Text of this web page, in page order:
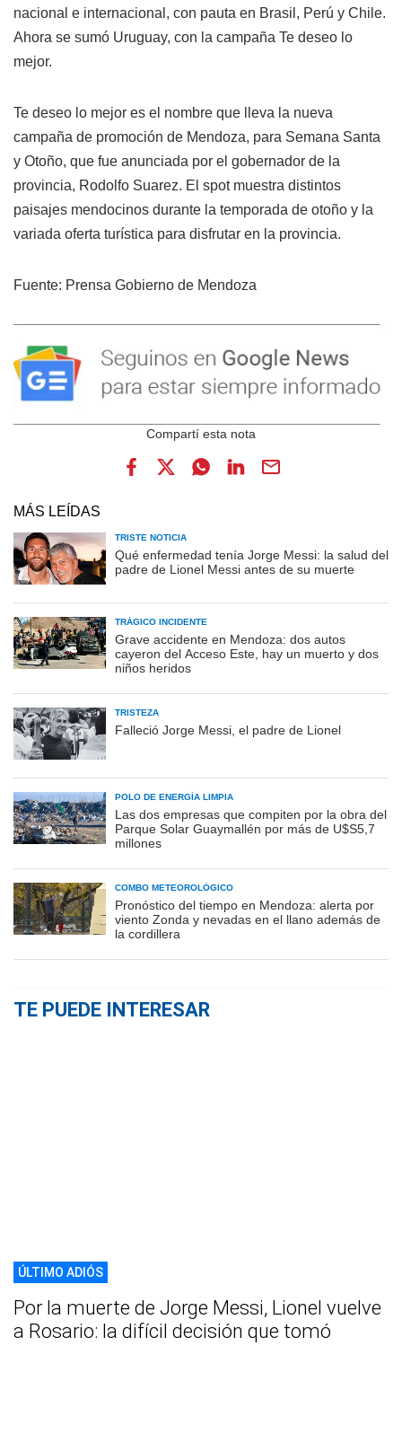
nacional e internacional, con pauta en Brasil, Perú y Chile.
Ahora se sumó Uruguay, con la campaña Te deseo lo
mejor.
Te deseo lo mejor es el nombre que lleva la nueva
campaña de promoción de Mendoza, para Semana Santa
y Otoño, que fue anunciada por el gobernador de la
provincia, Rodolfo Suarez. El spot muestra distintos
paisajes mendocinos durante la temporada de otoño y la
variada oferta turística para disfrutar en la provincia.
Fuente: Prensa Gobierno de Mendoza
MÁS LEÍDAS
TRISTE NOTICIA
Qué enfermedad tenía Jorge Messi: la salud del
padre de Lionel Messi antes de su muerte
TRÁGICO INCIDENTE
Grave accidente en Mendoza: dos autos
cayeron del Acceso Este, hay un muerto y dos
niños heridos
TRISTEZA
Falleció Jorge Messi, el padre de Lionel
POLO DE ENERGÍA LIMPIA
Las dos empresas que compiten por la obra del
Parque Solar Guaymallén por más de U$S5,7
millones
COMBO METEOROLÓGICO
Pronóstico del tiempo en Mendoza: alerta por
viento Zonda y nevadas en el llano además de
la cordillera
TE PUEDE INTERESAR
ÚLTIMO ADIÓS
Por la muerte de Jorge Messi, Lionel vuelve
a Rosario: la difícil decisión que tomó